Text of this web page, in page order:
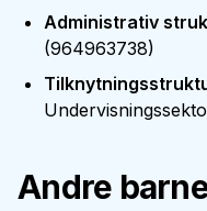
Administrativ
(964963738)
Andre